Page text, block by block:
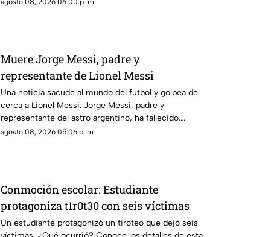
Muere Jorge Messi, padre y
representante de Lionel Messi
Una noticia sacude al mundo del fútbol y golpea de
cerca a Lionel Messi. Jorge Messi, padre y
representante del astro argentino, ha fallecido.
Conoce los detalles tras la noticia.
agosto 08, 2026 05:06 p. m.
Conmoción escolar: Estudiante
protagoniza t1r0t30 con seis víctimas
Un estudiante protagonizó un tiroteo que dejó seis